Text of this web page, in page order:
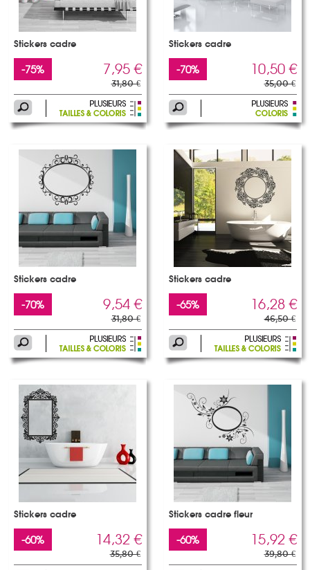
Stickers cadre
-75% 7,95 €
31,80 €
Stickers cadre
-70% 10,50 €
35,00 €
Stickers cadre
-70% 9,54 €
31,80 €
Stickers cadre
-65% 16,28 €
46,50 €
Stickers cadre
-60% 14,32 €
35,80 €
Stickers cadre fleur
-60% 15,92 €
39,80 €